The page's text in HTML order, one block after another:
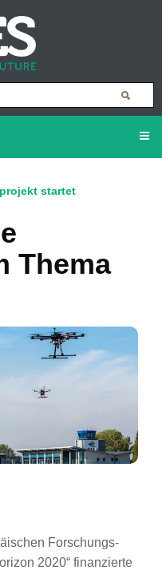
startet
Thema
Forschungs-
2020“ finanzierte